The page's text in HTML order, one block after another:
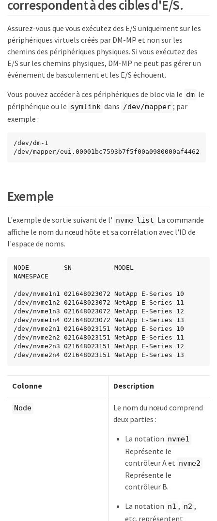
correspondent à des cibles d'E/S.
Assurez-vous que vous exécutez des E/S uniquement sur les
périphériques virtuels créés par DM-MP et non sur les
chemins des périphériques physiques. Si vous exécutez des
E/S sur les chemins physiques, DM-MP ne peut pas gérer un
événement de basculement et les E/S échouent.
Vous pouvez accéder à ces périphériques de bloc via le dm le
périphérique ou le symlink dans /dev/mapper ; par
exemple :
/dev/dm-1
/dev/mapper/eui.00001bc7593b7f5f00a0980000af4462
Exemple
L'exemple de sortie suivant de l' nvme list La commande
affiche le nom du nœud hôte et sa corrélation avec l'ID de
l'espace de noms.
NODE         SN           MODEL
NAMESPACE
/dev/nvme1n1 021648023072 NetApp E-Series 10
/dev/nvme1n2 021648023072 NetApp E-Series 11
/dev/nvme1n3 021648023072 NetApp E-Series 12
/dev/nvme1n4 021648023072 NetApp E-Series 13
/dev/nvme2n1 021648023151 NetApp E-Series 10
/dev/nvme2n2 021648023151 NetApp E-Series 11
/dev/nvme2n3 021648023151 NetApp E-Series 12
/dev/nvme2n4 021648023151 NetApp E-Series 13
Colonne Description
Node
Le nom du nœud comprend
deux parties :
La notation nvme1
Représente le
contrôleur A et nvme2
Représente le
contrôleur B.
La notation n1 , n2 ,
etc. représentent